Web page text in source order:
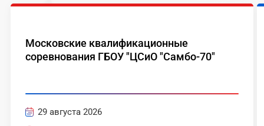
Московские квалификационные
соревнования ГБОУ "ЦСиО "Самбо-70"
29 августа 2026